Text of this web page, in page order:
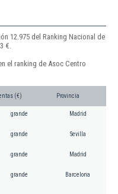
12.975 del Ranking Nacional de
€.
el ranking de Asoc Centro
(€) Provincia
grande Madrid
grande Sevilla
grande Madrid
grande Barcelona